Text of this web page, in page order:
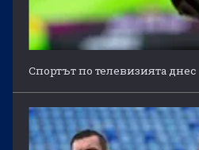
Спортът по телевизията днес